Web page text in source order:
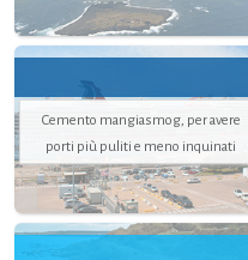
Cemento mangiasmog, per avere
porti più puliti e meno inquinati